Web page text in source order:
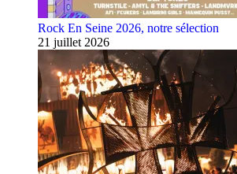
Rock En Seine 2026, notre sélection
21 juillet 2026